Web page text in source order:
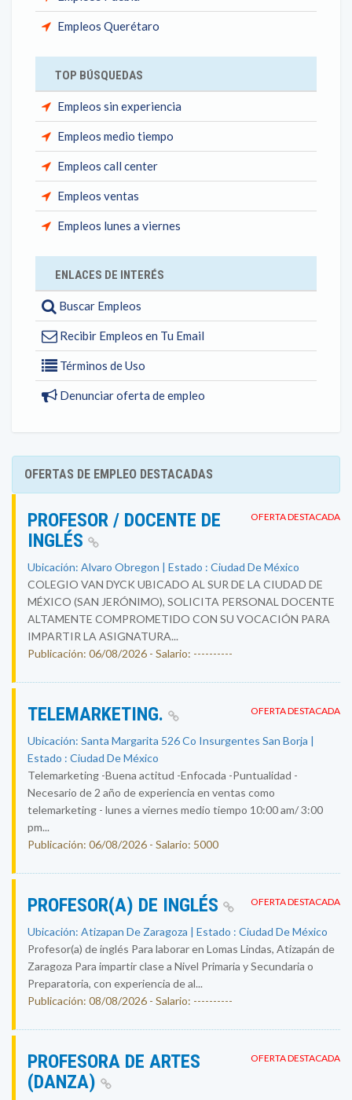
Empleos Querétaro
TOP BÚSQUEDAS
Empleos sin experiencia
Empleos medio tiempo
Empleos call center
Empleos ventas
Empleos lunes a viernes
ENLACES DE INTERÉS
Buscar Empleos
Recibir Empleos en Tu Email
Términos de Uso
Denunciar oferta de empleo
OFERTAS DE EMPLEO DESTACADAS
OFERTA DESTACADA
PROFESOR / DOCENTE DE
INGLÉS
Ubicación: Alvaro Obregon | Estado : Ciudad De México
COLEGIO VAN DYCK UBICADO AL SUR DE LA CIUDAD DE
MÉXICO (SAN JERÓNIMO), SOLICITA PERSONAL DOCENTE
ALTAMENTE COMPROMETIDO CON SU VOCACIÓN PARA
IMPARTIR LA ASIGNATURA...
Publicación: 06/08/2026 - Salario: ----------
OFERTA DESTACADA
TELEMARKETING.
Ubicación: Santa Margarita 526 Co Insurgentes San Borja |
Estado : Ciudad De México
Telemarketing -Buena actitud -Enfocada -Puntualidad -
Necesario de 2 año de experiencia en ventas como
telemarketing - lunes a viernes medio tiempo 10:00 am/ 3:00
pm...
Publicación: 06/08/2026 - Salario: 5000
OFERTA DESTACADA
PROFESOR(A) DE INGLÉS
Ubicación: Atizapan De Zaragoza | Estado : Ciudad De México
Profesor(a) de inglés Para laborar en Lomas Lindas, Atizapán de
Zaragoza Para impartir clase a Nivel Primaria y Secundaria o
Preparatoria, con experiencia de al...
Publicación: 08/08/2026 - Salario: ----------
OFERTA DESTACADA
PROFESORA DE ARTES
(DANZA)